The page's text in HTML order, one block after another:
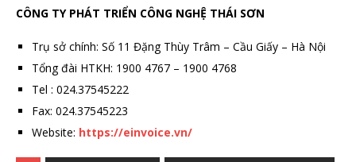
CÔNG TY PHÁT TRIỂN CÔNG NGHỆ THÁI SƠN
Trụ sở chính: Số 11 Đặng Thùy Trâm – Cầu Giấy – Hà Nội
Tổng đài HTKH: 1900 4767 – 1900 4768
Tel : 024.37545222
Fax: 024.37545223
Website: https://einvoice.vn/